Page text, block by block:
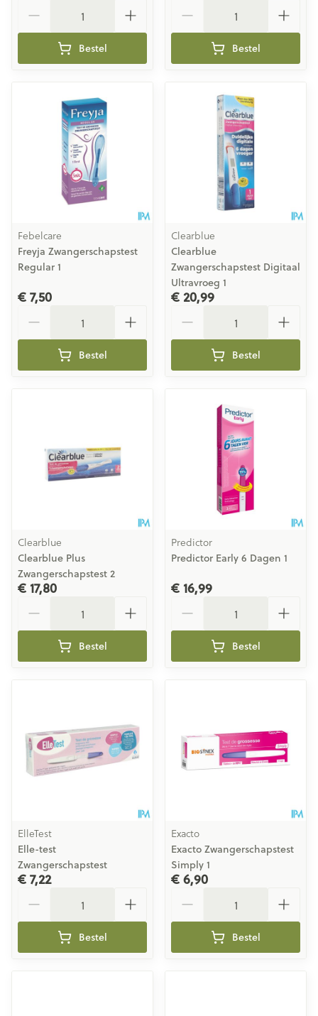
Bestel Bestel
Febelcare
Freyja Zwangerschapstest
Regular 1
€ 7,50
Bestel
Clearblue
Clearblue
Zwangerschapstest Digitaal
Ultravroeg 1
€ 20,99
Bestel
Clearblue
Clearblue Plus
Zwangerschapstest 2
€ 17,80
Bestel
Predictor
Predictor Early 6 Dagen 1
€ 16,99
Bestel
ElleTest
Elle-test
Zwangerschapstest
€ 7,22
Bestel
Exacto
Exacto Zwangerschapstest
Simply 1
€ 6,90
Bestel